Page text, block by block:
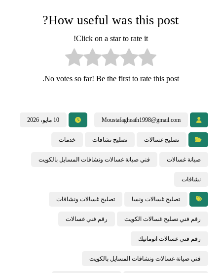
How useful was this post?
Click on a star to rate it!
No votes so far! Be the first to rate this post.
Moustafagheath1998@gmail.com 10 مايو، 2026
تصليح غسالات تصليح نشافات خدمات
صيانة غسالات فني صيانة غسالات ونشافات المسايل بالكويت
نشافات
تصليح غسالات ونسا تصليح غسالات ونشافات
رقم فني تصليح غسالات الكويت رقم فني غسالات
رقم فني غسالات اتوماتيك
فني صيانة غسالات ونشافات المسايل بالكويت